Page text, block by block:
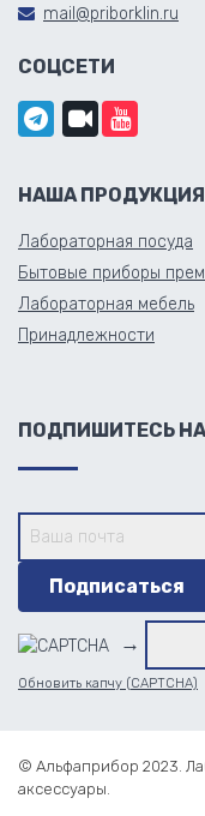
mail@priborklin.ru
СОЦСЕТИ
НАША ПРОДУКЦИЯ
Лабораторная посуда
Бытовые приборы
Лабораторная мебель
Принадлежности
ПОДПИШИТЕСЬ
→
Обновить капчу (CAPTCHA)
© Альфаприбор 2023.
аксессуары.